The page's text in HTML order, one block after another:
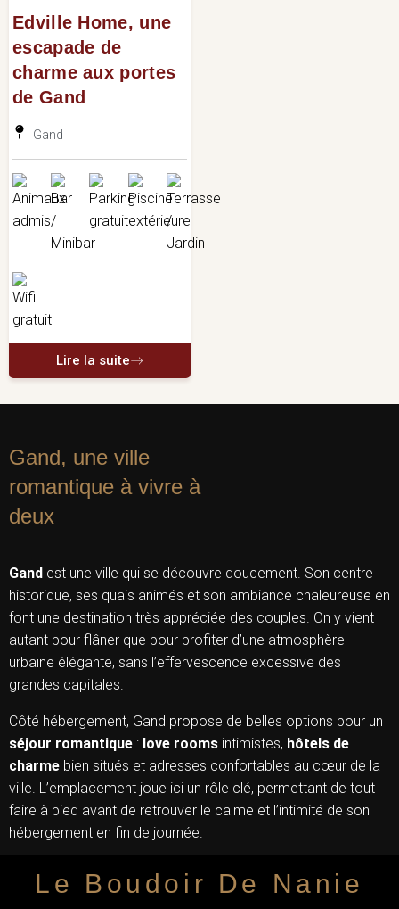
Edville Home, une
escapade de
charme aux portes
de Gand
Gand
Lire la suite
Gand, une ville
romantique à vivre à
deux
Gand est une ville qui se découvre doucement. Son centre
historique, ses quais animés et son ambiance chaleureuse en
font une destination très appréciée des couples. On y vient
autant pour flâner que pour profiter d’une atmosphère
urbaine élégante, sans l’effervescence excessive des
grandes capitales.
Côté hébergement, Gand propose de belles options pour un
séjour romantique : love rooms intimistes, hôtels de
charme bien situés et adresses confortables au cœur de la
ville. L’emplacement joue ici un rôle clé, permettant de tout
faire à pied avant de retrouver le calme et l’intimité de son
hébergement en fin de journée.
Le Boudoir De Nanie